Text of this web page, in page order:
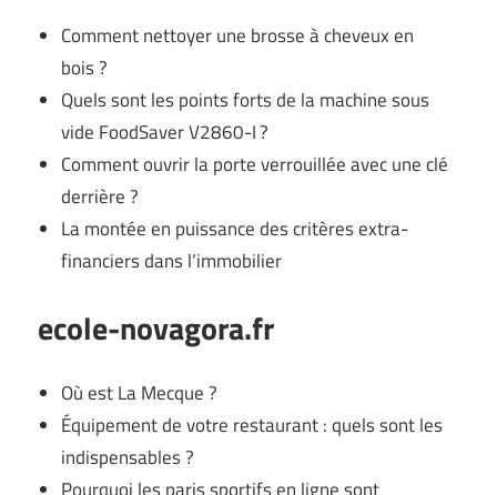
Comment nettoyer une brosse à cheveux en
bois ?
Quels sont les points forts de la machine sous
vide FoodSaver V2860-I ?
Comment ouvrir la porte verrouillée avec une clé
derrière ?
La montée en puissance des critères extra-
financiers dans l’immobilier
ecole-novagora.fr
Où est La Mecque ?
Équipement de votre restaurant : quels sont les
indispensables ?